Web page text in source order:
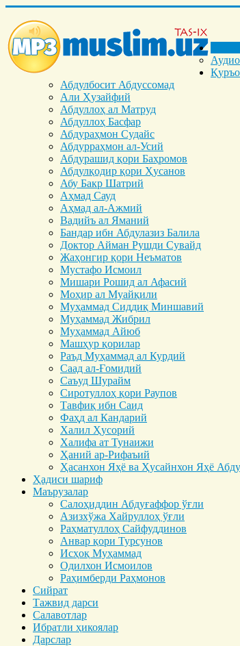
Абдулбосит Абдуссомад
Али Ҳузайфий
Абдуллоҳ ал Матруд
Абдуллоҳ Басфар
Абдураҳмон Судайс
Абдурраҳмон ал-Усий
Абдурашид қори Баҳромов
Абдулқодир қори Ҳусанов
Абу Бакр Шатрий
Аҳмад Сауд
Аҳмад ал-Ажмий
Вадийъ ал Яманий
Бандар ибн Абдулазиз Балила
Доктор Айман Рушди Сувайд
Жаҳонгир қори Неъматов
Мустафо Исмоил
Мишари Рошид ал Афасий
Моҳир ал Муайқили
Муҳаммад Cиддиқ Миншавий
Муҳаммад Жибрил
Муҳаммад Айюб
Машҳур қорилар
Раъд Муҳаммад ал Курдий
Саад ал-Ғомидий
Саъуд Шурайм
Сиротуллоҳ қори Раупов
Тавфиқ ибн Саид
Фаҳд ал Кандарий
Халил Ҳусорий
Халифа ат Тунаижи
Ҳаний ар-Рифаъий
Ҳасанхон Яҳё ва Ҳусайнхон Яҳё
Ҳадиси шариф
Маърузалар
Салоҳиддин Абдуғаффор ўғли
Азизхўжа Хайруллоҳ ўғли
Раҳматуллоҳ Сайфуддинов
Анвар қори Турсунов
Исҳоқ Муҳаммад
Одилхон Исмоилов
Раҳимберди Раҳмонов
Сийрат
Тажвид дарси
Салавотлар
Ибратли ҳикоялар
Дарслар